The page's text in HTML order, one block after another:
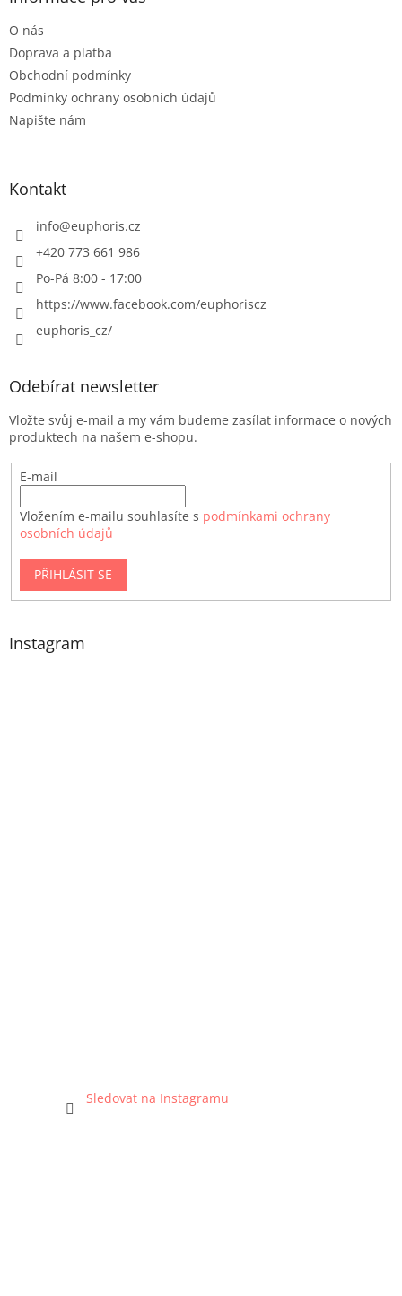
k
y
O nás
Doprava a platba
Obchodní podmínky
Podmínky ochrany osobních údajů
Napište nám
Kontakt
info@euphoris.cz
+420 773 661 986
Po-Pá 8:00 - 17:00
https://www.facebook.com/euphoriscz
euphoris_cz/
Odebírat newsletter
Vložte svůj e-mail a my vám budeme zasílat informace o nových
produktech na našem e-shopu.
E-mail
Vložením e-mailu souhlasíte s podmínkami ochrany
osobních údajů
PŘIHLÁSIT SE
Instagram
Sledovat na Instagramu